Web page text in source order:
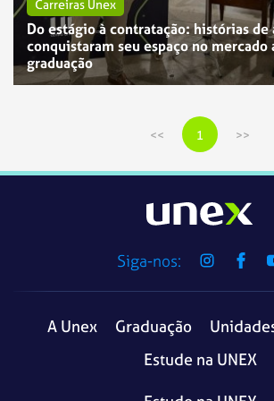
Carreiras Unex
Do estágio à contratação: histórias de
conquistaram seu espaço no mercado
graduação
Carreiras Unex
Prepare-se para o futuro: Conheça as
1
Siga-nos:
A Unex Graduação
Estude na UNEX